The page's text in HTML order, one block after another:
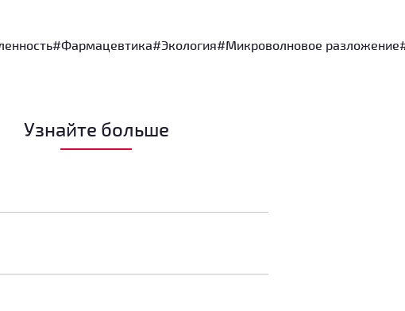
#Фармацевтика#Экология#Микроволновое разложение
Узнайте больше